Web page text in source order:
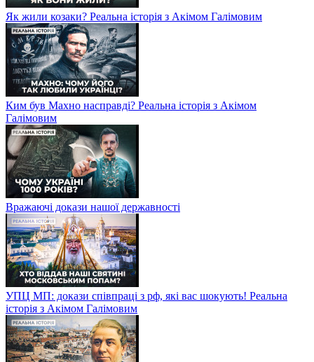
Як жили козаки? Реальна історія з Акімом Галімовим
Ким був Махно насправді? Реальна історія з Акімом
Галімовим
Вражаючі докази нашої державності
УПЦ МП: докази співпраці з рф, які вас шокують! Реальна
історія з Акімом Галімовим